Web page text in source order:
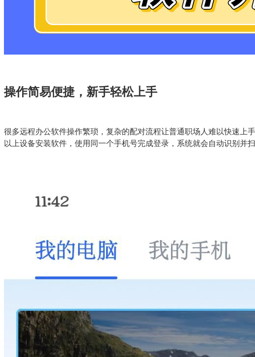
操作简易便捷，新手轻松上手
很多远程办公软件操作繁琐，复杂的配对流程让普通职场人难以快速上
以上设备安装软件，使用同一个手机号完成登录，系统就会自动识别并